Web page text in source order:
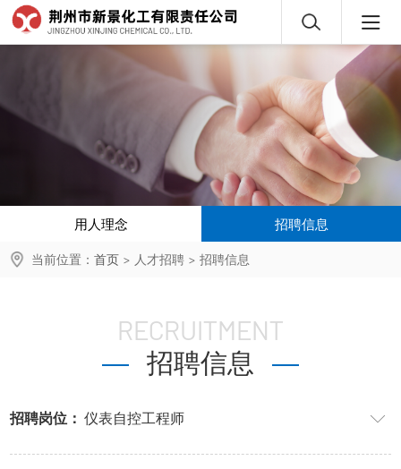
用人理念 招聘信息
当前位置： 首页 > 人才招聘 > 招聘信息
RECRUITMENT
招聘信息
招聘岗位： 仪表自控工程师 